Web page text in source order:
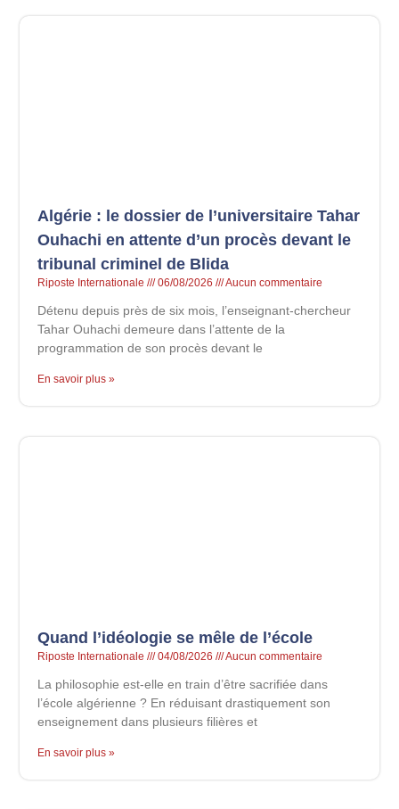
Algérie : le dossier de l’universitaire Tahar
Ouhachi en attente d’un procès devant le
tribunal criminel de Blida
Riposte Internationale 06/08/2026 Aucun commentaire
Détenu depuis près de six mois, l’enseignant-chercheur
Tahar Ouhachi demeure dans l’attente de la
programmation de son procès devant le
En savoir plus »
Quand l’idéologie se mêle de l’école
Riposte Internationale 04/08/2026 Aucun commentaire
La philosophie est-elle en train d’être sacrifiée dans
l’école algérienne ? En réduisant drastiquement son
enseignement dans plusieurs filières et
En savoir plus »